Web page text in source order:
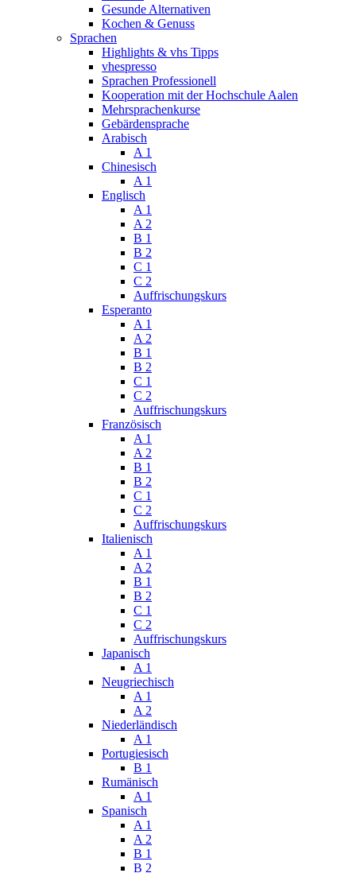
Gesunde Alternativen
Kochen & Genuss
Sprachen
Highlights & vhs Tipps
vhespresso
Sprachen Professionell
Kooperation mit der Hochschule Aalen
Mehrsprachenkurse
Gebärdensprache
Arabisch
A 1
Chinesisch
A 1
Englisch
A 1
A 2
B 1
B 2
C 1
C 2
Auffrischungskurs
Esperanto
A 1
A 2
B 1
B 2
C 1
C 2
Auffrischungskurs
Französisch
A 1
A 2
B 1
B 2
C 1
C 2
Auffrischungskurs
Italienisch
A 1
A 2
B 1
B 2
C 1
C 2
Auffrischungskurs
Japanisch
A 1
Neugriechisch
A 1
A 2
Niederländisch
A 1
Portugiesisch
B 1
Rumänisch
A 1
Spanisch
A 1
A 2
B 1
B 2